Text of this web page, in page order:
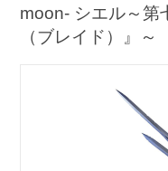
moon- シエル～第
（ブレイド）』～